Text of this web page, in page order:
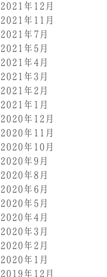
2021年12月
2021年11月
2021年7月
2021年5月
2021年4月
2021年3月
2021年2月
2021年1月
2020年12月
2020年11月
2020年10月
2020年9月
2020年8月
2020年6月
2020年5月
2020年4月
2020年3月
2020年2月
2020年1月
2019年12月